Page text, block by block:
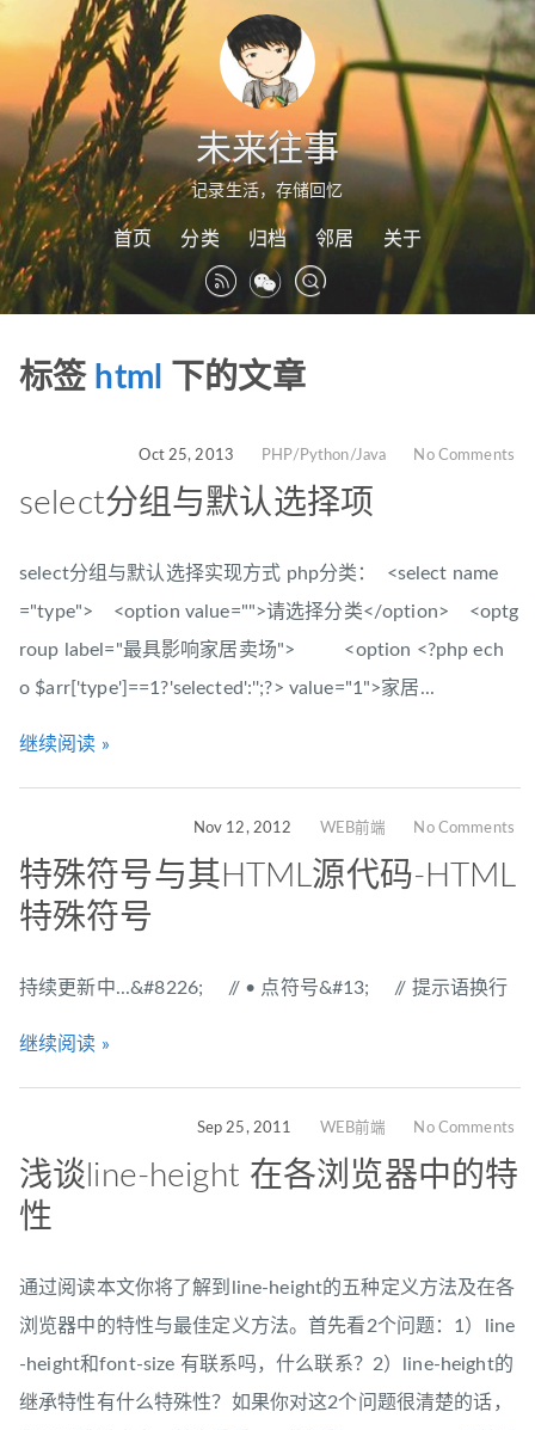
未来往事
记录生活，存储回忆
首页 分类 归档 邻居 关于
标签 html 下的文章
Oct 25, 2013 PHP/Python/Java No Comments
select分组与默认选择项
select分组与默认选择实现方式 php分类： <select name
="type"> <option value="">请选择分类</option> <optg
roup label="最具影响家居卖场"> <option <?php ech
o $arr['type']==1?'selected':'';?> value="1">家居...
继续阅读 »
Nov 12, 2012 WEB前端 No Comments
特殊符号与其HTML源代码-HTML
特殊符号
持续更新中...&#8226; // • 点符号&#13; // 提示语换行
继续阅读 »
Sep 25, 2011 WEB前端 No Comments
浅谈line-height 在各浏览器中的特
性
通过阅读本文你将了解到line-height的五种定义方法及在各
浏览器中的特性与最佳定义方法。首先看2个问题：1）line
-height和font-size 有联系吗，什么联系？2）line-height的
继承特性有什么特殊性？如果你对这2个问题很清楚的话，